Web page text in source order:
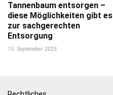
Tannenbaum entsorgen –
diese Möglichkeiten gibt es
zur sachgerechten
Entsorgung
15. September 2025